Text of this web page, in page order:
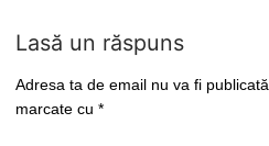
Lasă un răspuns
Adresa ta de email nu va fi publicată.
marcate cu *